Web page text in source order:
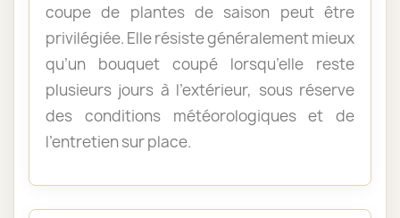
coupe de plantes de saison peut être
privilégiée. Elle résiste généralement mieux
qu’un bouquet coupé lorsqu’elle reste
plusieurs jours à l’extérieur, sous réserve
des conditions météorologiques et de
l’entretien sur place.